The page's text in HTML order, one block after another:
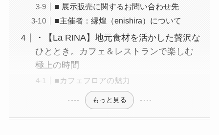
■ 展示販売に関するお問い合わせ先
■主催者：縁煌（enishira）について
・【La RINA】地元食材を活かした贅沢な
ひととき。カフェ＆レストランで楽しむ
極上の時間
■カフェフロアの魅力
もっと見る